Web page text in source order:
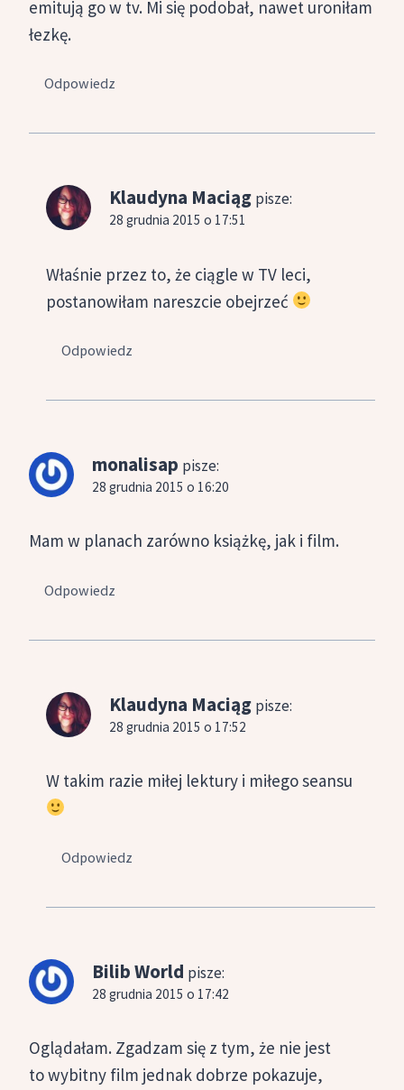
emitują go w tv. Mi się podobał, nawet uroniłam
łezkę.
Odpowiedz
Klaudyna Maciąg pisze:
28 grudnia 2015 o 17:51
Właśnie przez to, że ciągle w TV leci,
postanowiłam nareszcie obejrzeć
Odpowiedz
monalisap pisze:
28 grudnia 2015 o 16:20
Mam w planach zarówno książkę, jak i film.
Odpowiedz
Klaudyna Maciąg pisze:
28 grudnia 2015 o 17:52
W takim razie miłej lektury i miłego seansu
Odpowiedz
Bilib World pisze:
28 grudnia 2015 o 17:42
Oglądałam. Zgadzam się z tym, że nie jest
to wybitny film jednak dobrze pokazuje,